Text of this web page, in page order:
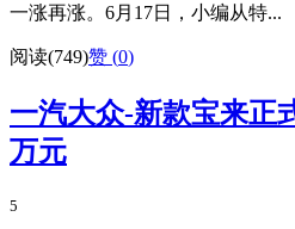
一涨再涨。6月17日，小编从特...
阅读(749)赞 (0)
一汽大众-新款宝来正
万元
5